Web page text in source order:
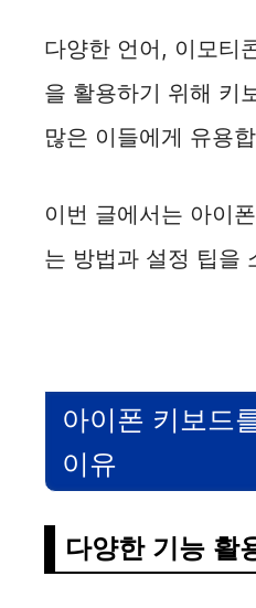
다양한 언어, 이모티
을 활용하기 위해 키
많은 이들에게 유용
이번 글에서는 아이
는 방법과 설정 팁을
아이폰 키보드
이유
다양한 기능 활